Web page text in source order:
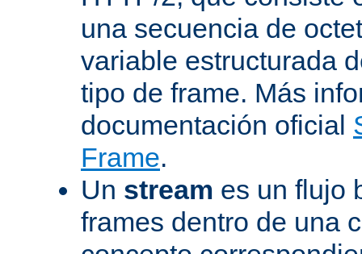
una secuencia de
variable estructurada
tipo de frame. Más
documentación oficial
Frame.
Un stream es un flujo
frames dentro de una